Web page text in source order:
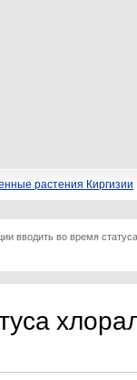
растения Киргизии
вводить во время